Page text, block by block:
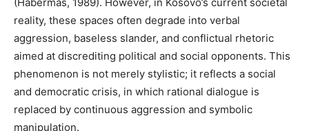
reality, these spaces often degrade into verbal
aggression, baseless slander, and conflictual rhetoric
aimed at discrediting political and social opponents. This
phenomenon is not merely stylistic; it reflects a social
and democratic crisis, in which rational dialogue is
replaced by continuous aggression and symbolic
manipulation.